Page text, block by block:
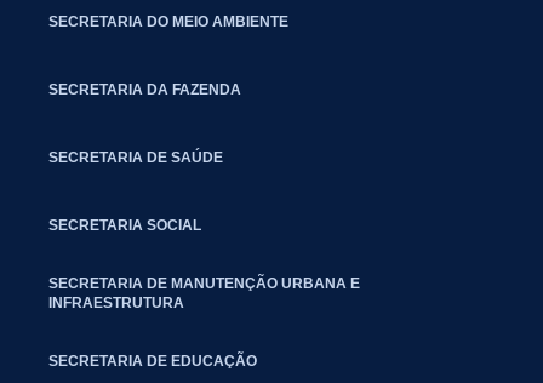
SECRETARIA DO MEIO AMBIENTE
SECRETARIA DA FAZENDA
SECRETARIA DE SAÚDE
SECRETARIA SOCIAL
SECRETARIA DE MANUTENÇÃO URBANA E
INFRAESTRUTURA
SECRETARIA DE EDUCAÇÃO